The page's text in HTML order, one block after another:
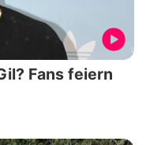
Fans feiern